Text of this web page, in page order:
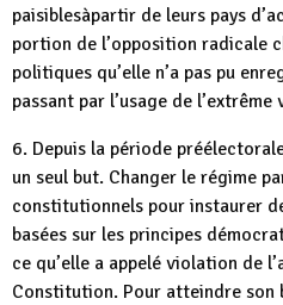
paisiblesàpartir de leurs pays
portion de l’opposition radicale
politiques qu’elle n’a pas pu
passant par l’usage de l’extrême
6. Depuis la période
un seul but. Changer le régime
constitutionnels pour instaurer
basées sur les principes
ce qu’elle a appelé violation de
Constitution. Pour atteindre son